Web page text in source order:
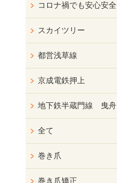
コロナ禍でも安心安全
スカイツリー
都営浅草線
京成電鉄押上
地下鉄半蔵門線 曳舟
全て
巻き爪
巻き爪矯正